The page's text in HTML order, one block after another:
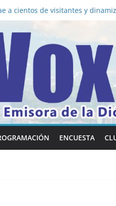
en “Superancianos”
a cientos de visitantes y
la importancia de hablarlo en
la nueva Película Toy Story 5
Dei fortalecen su identidad
en comunicación visual
ENCUESTA